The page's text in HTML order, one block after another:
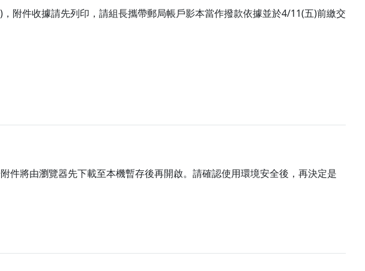
附件收據請先列印，請組長攜帶郵局帳戶影本當作撥款依據並於4/11(五)前繳交
件將由瀏覽器先下載至本機暫存後再開啟。請確認使用環境安全後，再決定是